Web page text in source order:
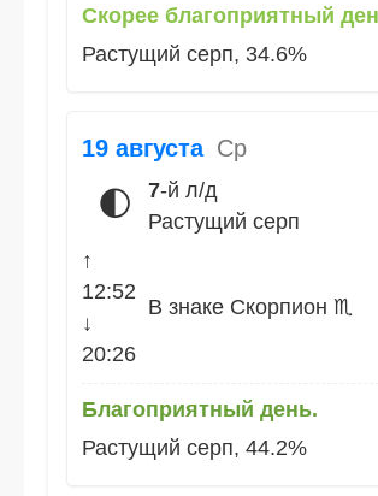
Скорее благоприятный
Растущий серп, 34.6%
19 августа Ср
🌓 7-й л/д
Растущий серп
↑
12:52
↓
20:26
В знаке Скорпион ♏
Благоприятный день.
Растущий серп, 44.2%